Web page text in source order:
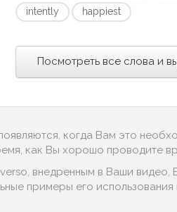
intently
happiest
Посмотреть все слова и
когда Вам это
как Вы хорошо проводите
внедренным в Ваши видео,
примеры его